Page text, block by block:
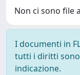
Non ci sono file
I documenti in
tutti i diritti
indicazione.